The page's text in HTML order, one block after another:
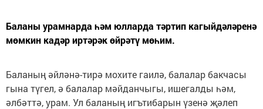
Баланы урамнарда һәм юлларда тәртип кагыйдәләренә
мөмкин кадәр иртәрәк өйрәтү мөһим.
Баланың әйләнә-тирә мохите гаилә, балалар бакчасы
гына түгел, ә балалар мәйданчыгы, ишегалды һәм,
әлбәттә, урам. Ул баланың игътибарын үзенә җәлеп